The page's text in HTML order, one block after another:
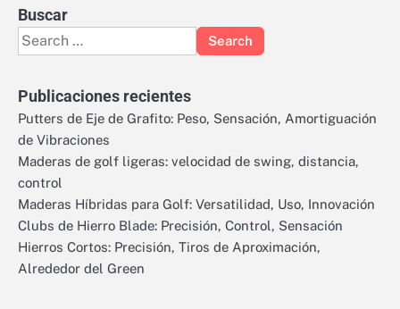
Buscar
Search
for:
Publicaciones recientes
Putters de Eje de Grafito: Peso, Sensación, Amortiguación
de Vibraciones
Maderas de golf ligeras: velocidad de swing, distancia,
control
Maderas Híbridas para Golf: Versatilidad, Uso, Innovación
Clubs de Hierro Blade: Precisión, Control, Sensación
Hierros Cortos: Precisión, Tiros de Aproximación,
Alrededor del Green